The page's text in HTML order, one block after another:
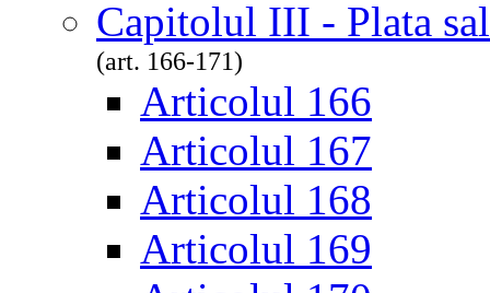
Capitolul III - Plata
(art. 166-171)
Articolul 166
Articolul 167
Articolul 168
Articolul 169